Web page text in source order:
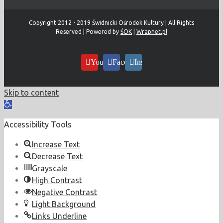
Copyright 2012 - 2019 Świdnicki Ośrodek Kultury | All Rights
Reserved | Powered by ŚOK Wrapnet.pl
YouTubeFacebookInstagram
Skip to content
Open
Accessibility Tools
Increase Text
Decrease Text
Grayscale
High Contrast
Negative Contrast
Light Background
Links Underline